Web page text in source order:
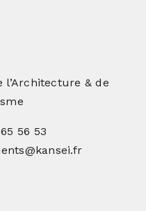
l’Architecture & de
56 53